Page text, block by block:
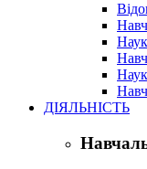
ДІЯЛЬНІСТЬ